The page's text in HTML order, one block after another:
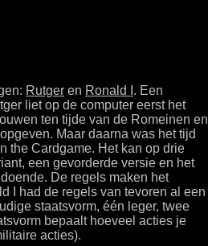
Rutger en Ronald I . Een
liet op de computer eerst het
ten tijde van de Romeinen en
Maar daarna was het tijd
the Cardgame. Het kan op drie
een gevorderde versie en het
De regels maken het
I had de regels van tevoren al een
staatsvorm, één leger, twee
bepaalt hoeveel acties je
acties).